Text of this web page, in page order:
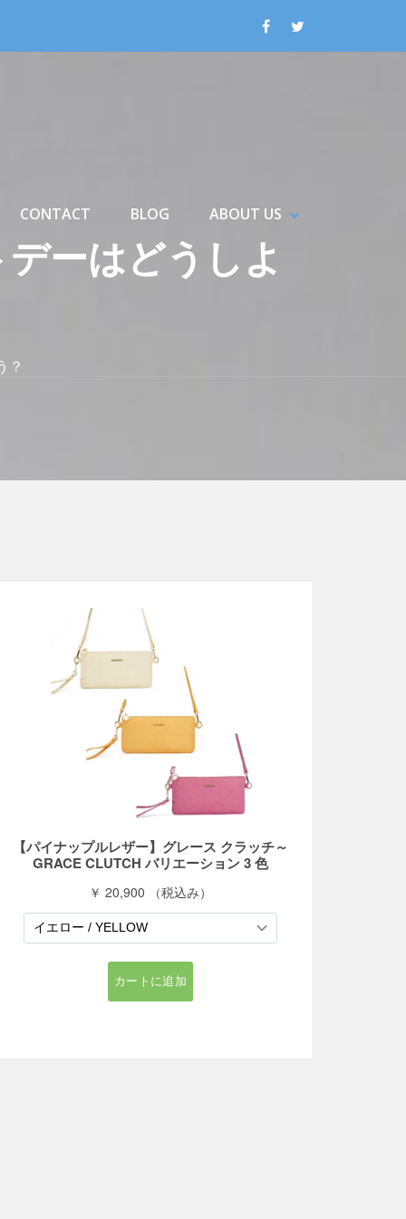
STORY SUBMENU
STORY SUBMENU
CONTACT BLOG ABOUT US SHOW ABOUT
HIDE ABOUT
ーはどうしよ
？